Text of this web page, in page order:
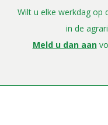
Wilt u elke werkdag op
in de
Meld u dan aan